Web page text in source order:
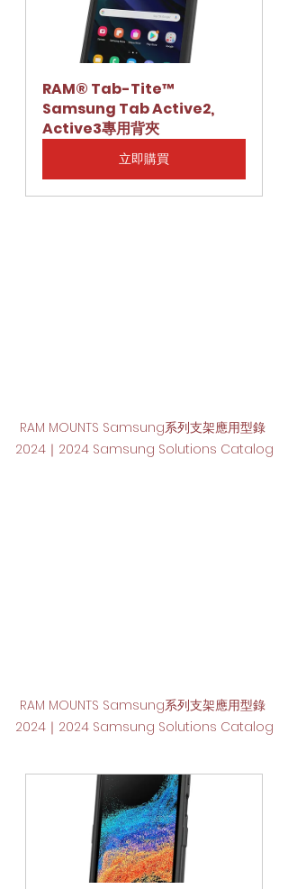
RAM® Tab-Tite™
Samsung Tab Active2,
Active3專用背夾
立即購買
RAM MOUNTS Samsung系列支架應用型錄
2024｜2024 Samsung Solutions Catalog
RAM MOUNTS Samsung系列支架應用型錄
2024｜2024 Samsung Solutions Catalog